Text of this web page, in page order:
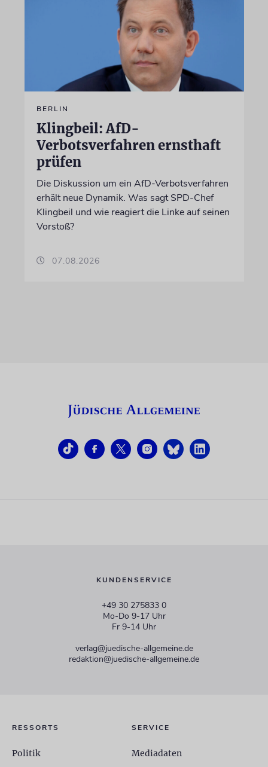
BERLIN
Klingbeil: AfD-
Verbotsverfahren ernsthaft
prüfen
Die Diskussion um ein AfD-Verbotsverfahren
erhält neue Dynamik. Was sagt SPD-Chef
Klingbeil und wie reagiert die Linke auf seinen
Vorstoß?
07.08.2026
KUNDENSERVICE
+49 30 275833 0
Mo-Do 9-17 Uhr
Fr 9-14 Uhr
verlag@juedische-allgemeine.de
redaktion@juedische-allgemeine.de
RESSORTS
Politik
SERVICE
Mediadaten